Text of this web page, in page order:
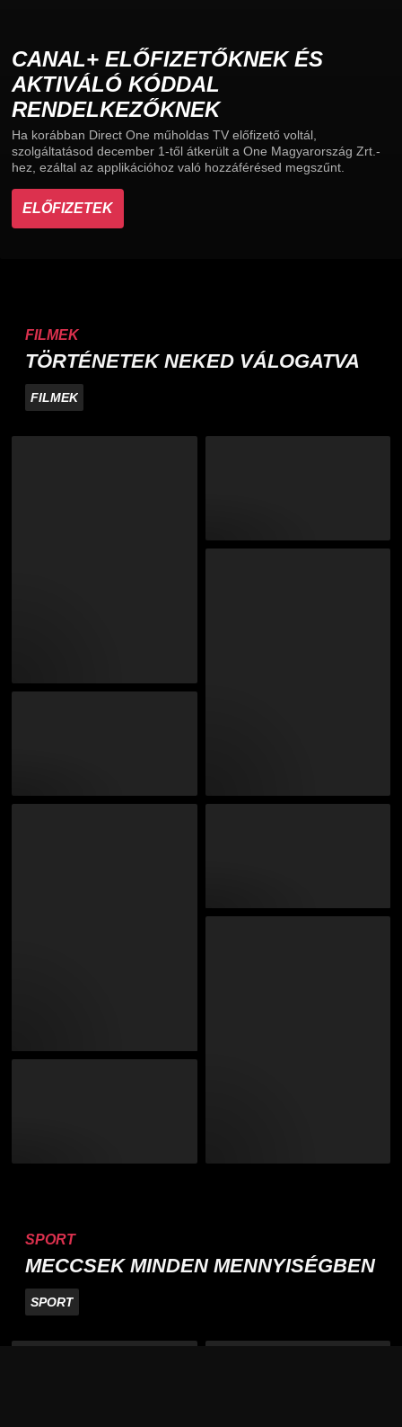
CANAL+ ELŐFIZETŐKNEK ÉS
AKTIVÁLÓ KÓDDAL
RENDELKEZŐKNEK
Ha korábban Direct One műholdas TV előfizető voltál,
szolgáltatásod december 1-től átkerült a One Magyarország Zrt.-
hez, ezáltal az applikációhoz való hozzáférésed megszűnt.
ELŐFIZETEK
FILMEK
TÖRTÉNETEK NEKED VÁLOGATVA
FILMEK
SPORT
MECCSEK MINDEN MENNYISÉGBEN
SPORT